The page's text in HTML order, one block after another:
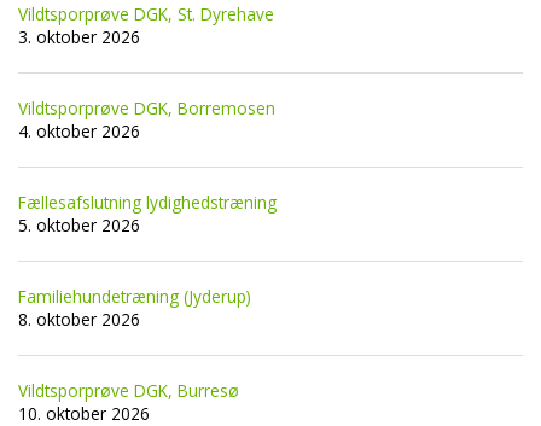
Vildtsporprøve DGK, St. Dyrehave
3. oktober 2026
Vildtsporprøve DGK, Borremosen
4. oktober 2026
Fællesafslutning lydighedstræning
5. oktober 2026
Familiehundetræning (Jyderup)
8. oktober 2026
Vildtsporprøve DGK, Burresø
10. oktober 2026